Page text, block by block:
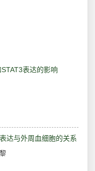
表达的影响
达与外周血细胞的关系